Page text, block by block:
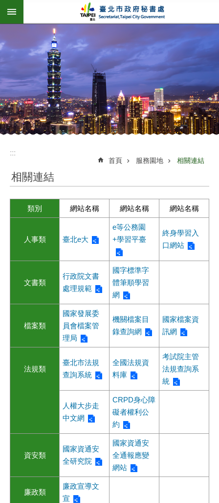
跳到主要內容區塊
:::
首頁 服務園地 相關連結
相關連結
類別 網站名稱 網站名稱 網站名稱
人事類 臺北e大
e等公務園
+學習平臺
終身學習入
口網站
文書類
行政院文書
處理規範
國字標準字
體筆順學習
網
檔案類
國家發展委
員會檔案管
理局
機關檔案目
錄查詢網
國家檔案資
訊網
法規類
臺北市法規
查詢系統
全國法規資
料庫
考試院主管
法規查詢系
統
人權大步走
中文網
CRPD身心障
礙者權利公
約
資安類
國家資通安
全研究院
國家資通安
全通報應變
網站
廉政類
廉政宣導文
宣